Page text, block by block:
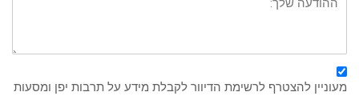
מעוניין להצטרף לרשימת הדיוור לקבלת מידע על תרבות יפן ומסעות